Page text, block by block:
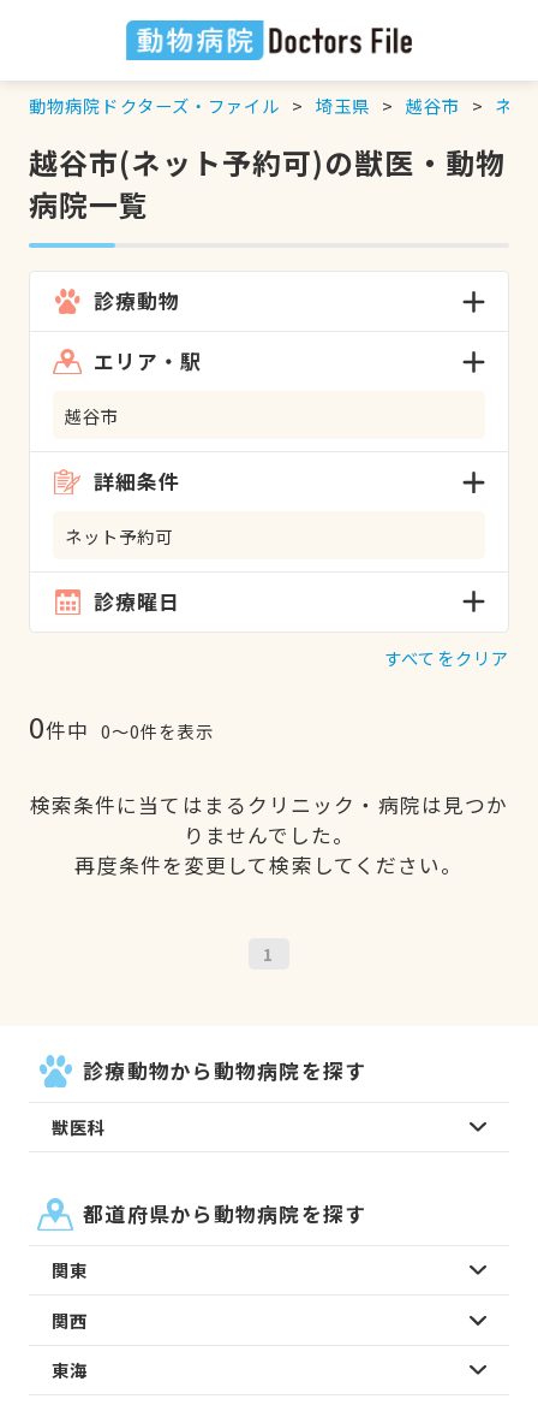
動物病院ドクターズ・ファイル 埼玉県 越谷市 ネッ
越谷市(ネット予約可)の獣医・動物
病院一覧
診療動物
エリア・駅
越谷市
詳細条件
ネット予約可
診療曜日
すべてをクリア
0件中 0〜0件を表示
検索条件に当てはまるクリニック・病院は見つか
りませんでした。
再度条件を変更して検索してください。
1
診療動物から動物病院を探す
獣医科
都道府県から動物病院を探す
関東
関西
東海